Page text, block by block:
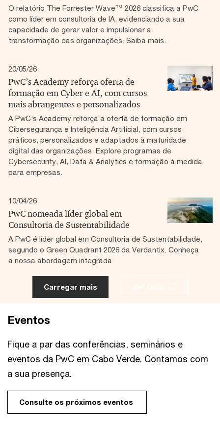
O relatório The Forrester Wave™ 2026 classifica a PwC
como líder em consultoria de IA, evidenciando a sua
capacidade de gerar valor e impulsionar a
transformação das organizações. Saiba mais.
20/05/26
PwC’s Academy reforça oferta de
formação em Cyber e AI, com cursos
mais abrangentes e personalizados
A PwC’s Academy reforça a oferta de formação em
Cibersegurança e Inteligência Artificial, com cursos
práticos, personalizados e adaptados à maturidade
digital das organizações. Explore programas de
Cybersecurity, AI, Data & Analytics e formação à medida
para empresas.
10/04/26
PwC nomeada líder global em
Consultoria de Sustentabilidade
A PwC é líder global em Consultoria de Sustentabilidade,
segundo o Green Quadrant 2026 da Verdantix. Conheça
a nossa abordagem integrada.
Carregar mais
Eventos
Fique a par das conferências, seminários e
eventos da PwC em Cabo Verde. Contamos com
a sua presença.
Consulte os próximos eventos